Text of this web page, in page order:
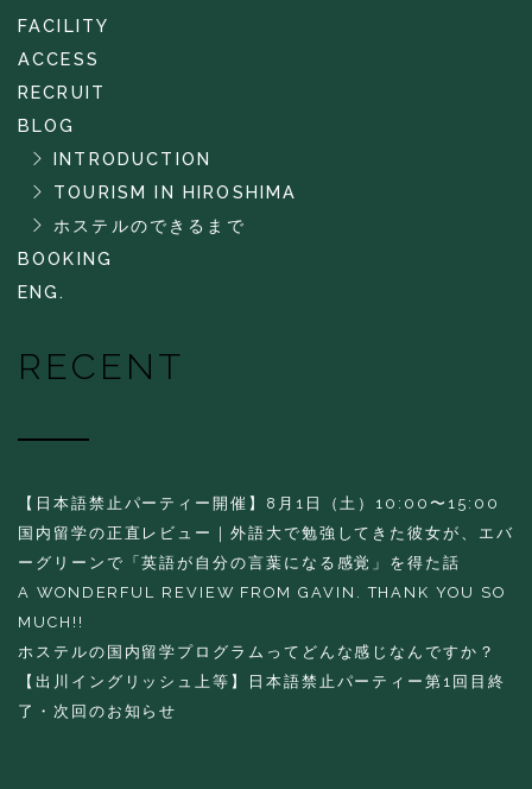
FACILITY
ACCESS
RECRUIT
BLOG
INTRODUCTION
TOURISM IN HIROSHIMA
ホステルのできるまで
BOOKING
ENG.
RECENT
【日本語禁止パーティー開催】8月1日（土）10:00〜15:00
国内留学の正直レビュー｜外語大で勉強してきた彼女が、エバ
ーグリーンで「英語が自分の言葉になる感覚」を得た話
A WONDERFUL REVIEW FROM GAVIN. THANK YOU SO
MUCH!!
ホステルの国内留学プログラムってどんな感じなんですか？
【出川イングリッシュ上等】日本語禁止パーティー第1回目終
了・次回のお知らせ